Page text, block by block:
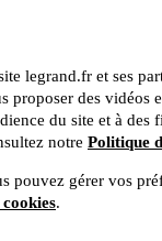
sol
legrand.fr et ses
proposer des vidéos
du site et à des
notre Politique
pouvez gérer vos
cookies.